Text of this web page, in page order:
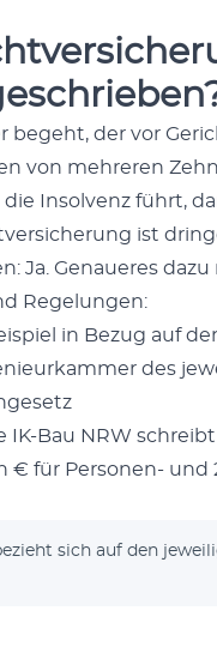
bege­ht, der vor
von mehreren
Insol­venz führt,
ist
Ja. Genaueres
Regelun­gen:
in Bezug auf
des
IK-Bau NRW
€ für Per­so­n­en-
sich auf den